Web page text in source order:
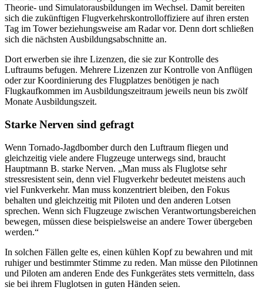
Theorie- und Simulatorausbildungen im Wechsel. Damit bereiten
sich die zukünftigen Flugverkehrskontrolloffiziere auf ihren ersten
Tag im Tower beziehungsweise am Radar vor. Denn dort schließen
sich die nächsten Ausbildungsabschnitte an.
Dort erwerben sie ihre Lizenzen, die sie zur Kontrolle des
Luftraums befugen. Mehrere Lizenzen zur Kontrolle von Anflügen
oder zur Koordinierung des Flugplatzes benötigen je nach
Flugkaufkommen im Ausbildungszeitraum jeweils neun bis zwölf
Monate Ausbildungszeit.
Starke Nerven sind gefragt
Wenn Tornado-Jagdbomber durch den Luftraum fliegen und
gleichzeitig viele andere Flugzeuge unterwegs sind, braucht
Hauptmann B. starke Nerven. „Man muss als Fluglotse sehr
stressresistent sein, denn viel Flugverkehr bedeutet meistens auch
viel Funkverkehr. Man muss konzentriert bleiben, den Fokus
behalten und gleichzeitig mit Piloten und den anderen Lotsen
sprechen. Wenn sich Flugzeuge zwischen Verantwortungsbereichen
bewegen, müssen diese beispielsweise an andere Tower übergeben
werden.“
In solchen Fällen gelte es, einen kühlen Kopf zu bewahren und mit
ruhiger und bestimmter Stimme zu reden. Man müsse den Pilotinnen
und Piloten am anderen Ende des Funkgerätes stets vermitteln, dass
sie bei ihrem Fluglotsen in guten Händen seien.